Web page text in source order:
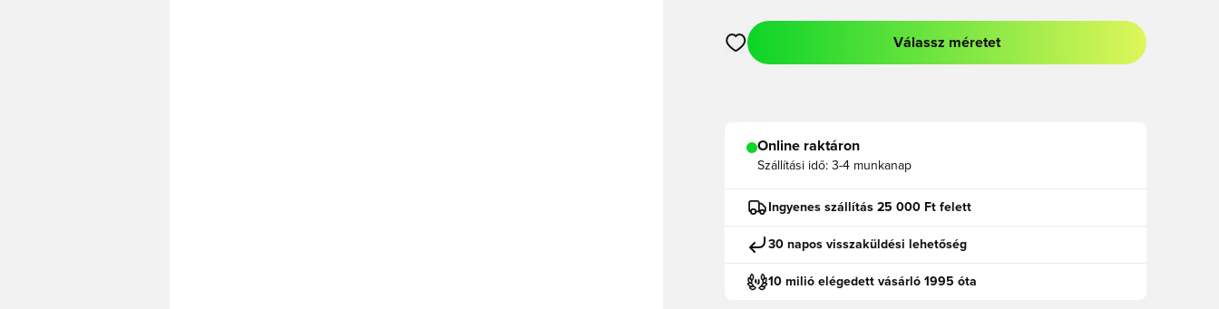
Megnyit egy modált a bejelentkezéshez vagy a tagként való regisztrációhoz
Válassz méretet
Online raktáron
Szállítási idő: 3-4 munkanap
Ingyenes szállítás 25 000 Ft felett
30 napos visszaküldési lehetőség
10 milió elégedett vásárló 1995 óta